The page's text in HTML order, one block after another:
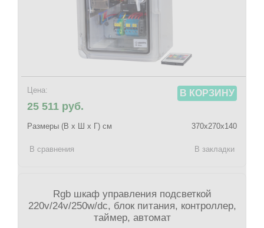
Цена:
25 511 руб.
В КОРЗИНУ
Размеры (В х Ш х Г) см 370х270х140
В сравнения В закладки
Rgb шкаф управления подсветкой
220v/24v/250w/dc, блок питания, контроллер,
таймер, автомат